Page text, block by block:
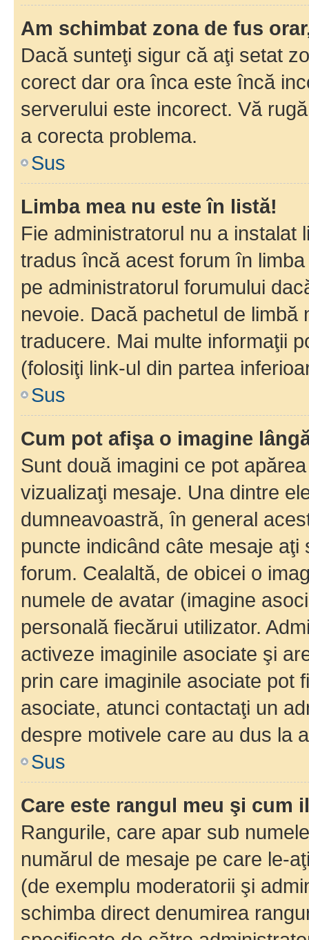
Am schimbat zona de fus
Dacă sunteţi sigur că aţi setat
corect dar ora înca este încă
serverului este incorect. Vă
a corecta problema.
Sus
Limba mea nu este în listă!
Fie administratorul nu a instalat
tradus încă acest forum în
pe administratorul forumului
nevoie. Dacă pachetul de
traducere. Mai multe informaţii
(folosiţi link-ul din partea
Sus
Cum pot afişa o imagine
Sunt două imagini ce pot
vizualizaţi mesaje. Una dintre
dumneavoastră, în general
puncte indicând câte mesaje
forum. Cealaltă, de obicei o
numele de avatar (imagine
personală fiecărui utilizator.
activeze imaginile asociate şi
prin care imaginile asociate pot
asociate, atunci contactaţi un
despre motivele care au dus la
Sus
Care este rangul meu şi cum
Rangurile, care apar sub
numărul de mesaje pe care le-
(de exemplu moderatorii şi
schimba direct denumirea